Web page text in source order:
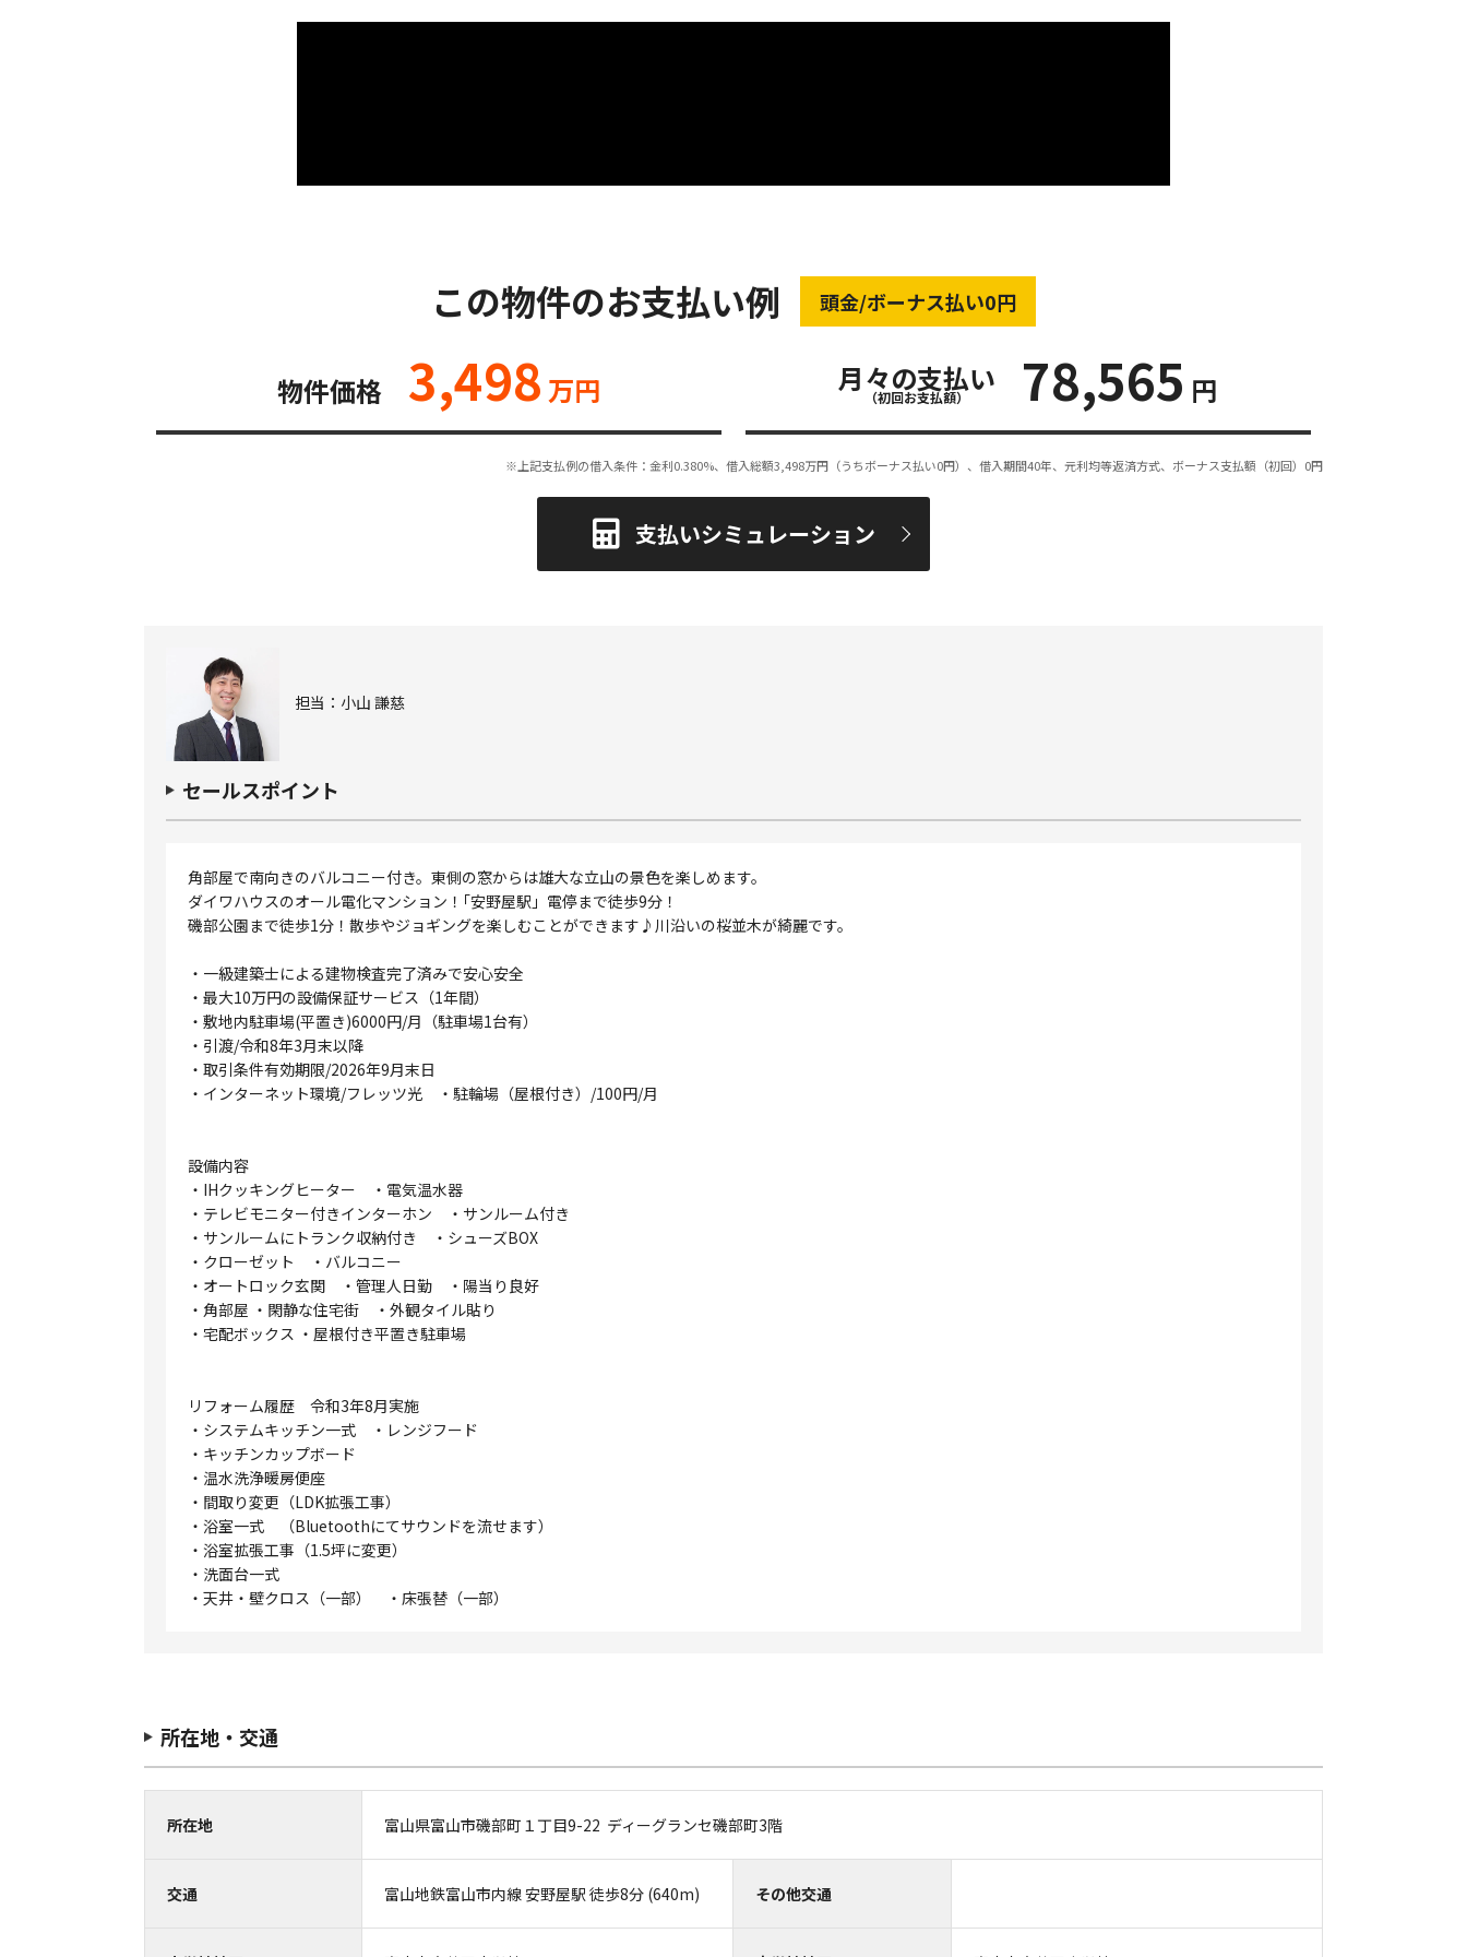
この物件のお支払い例 頭金/ボーナス払い0円
物件価格 3,498 万円 月々の支払い
（初回お支払額） 78,565 円
※上記支払例の借入条件：金利0.380%、借入総額3,498万円（うちボーナス払い0円）、借入期間40年、元利均等返済方式、ボーナス支払額（初回）0円
支払いシミュレーション
担当：小山 謙慈
セールスポイント
角部屋で南向きのバルコニー付き。東側の窓からは雄大な立山の景色を楽しめます。
ダイワハウスのオール電化マンション！｢安野屋駅」電停まで徒歩9分！
磯部公園まで徒歩1分！散歩やジョギングを楽しむことができます♪川沿いの桜並木が綺麗です。
・一級建築士による建物検査完了済みで安心安全
・最大10万円の設備保証サービス（1年間）
・敷地内駐車場(平置き)6000円/月（駐車場1台有）
・引渡/令和8年3月末以降
・取引条件有効期限/2026年9月末日
・インターネット環境/フレッツ光 ・駐輪場（屋根付き）/100円/月
設備内容
・IHクッキングヒーター ・電気温水器
・テレビモニター付きインターホン ・サンルーム付き
・サンルームにトランク収納付き ・シューズBOX
・クローゼット ・バルコニー
・オートロック玄関 ・管理人日勤 ・陽当り良好
・角部屋 ・閑静な住宅街 ・外観タイル貼り
・宅配ボックス ・屋根付き平置き駐車場
リフォーム履歴 令和3年8月実施
・システムキッチン一式 ・レンジフード
・キッチンカップボード
・温水洗浄暖房便座
・間取り変更（LDK拡張工事）
・浴室一式 （Bluetoothにてサウンドを流せます）
・浴室拡張工事（1.5坪に変更）
・洗面台一式
・天井・壁クロス（一部） ・床張替（一部）
所在地・交通
所在地 富山県富山市磯部町１丁目9-22 ディーグランセ磯部町3階
交通 富山地鉄富山市内線 安野屋駅 徒歩8分 (640m) その他交通